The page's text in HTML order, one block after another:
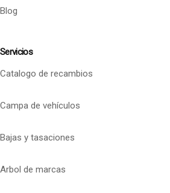
Blog
Servicios
Catalogo de recambios
Campa de vehículos
Bajas y tasaciones
Arbol de marcas